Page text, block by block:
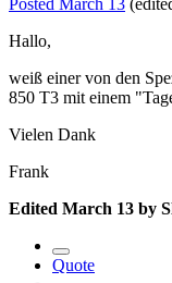
Posted March 13
Hallo,
weiß einer von den
850 T3 mit einem
Vielen Dank
Frank
Edited March 13 by
Quote